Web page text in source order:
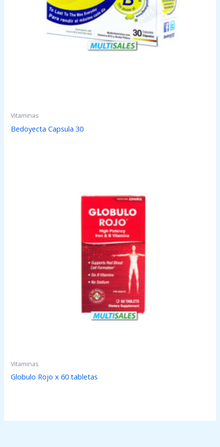
Vitaminas
Bedoyecta Capsula 30
Vitaminas
Globulo Rojo x 60 tabletas